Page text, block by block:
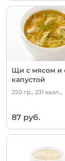
Щи с мясом и
капустой
250 гр., 231 ккал.,
87 руб.